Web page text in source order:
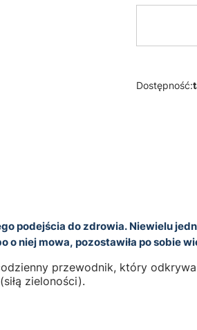
Dostępność:
podejścia do zdrowia. Niewielu
o niej mowa, pozostawiła po sobie
przewodnik, który
zieloności).